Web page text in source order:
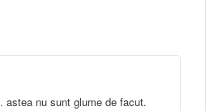
astea nu sunt glume de facut.